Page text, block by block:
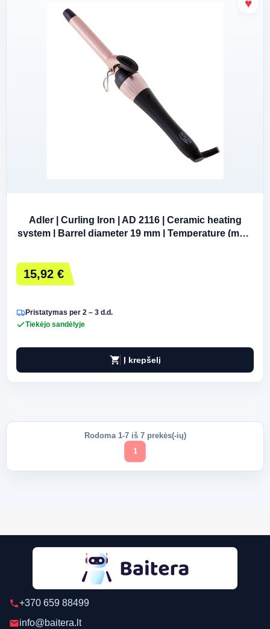
Adler | Curling Iron | AD 2116 | Ceramic heating
system | Barrel diameter 19 mm | Temperature (max)
15,92 €
Pristatymas per 2 – 3 d.d.
Tiekėjo sandėlyje
shopping_cart Į krepšelį
Rodoma 1-7 iš 7 prekės(-ių)
1
phone+370 659 88499
emailinfo@baitera.lt